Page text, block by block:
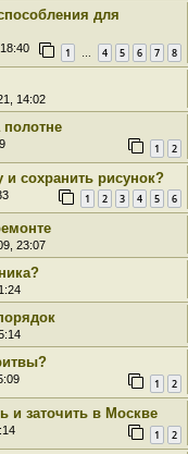
для
1 … 4 5 6 7 8
14:02
1 2
сохранить рисунок?
1 2 3 4 5 6
23:07
1 2
и заточить в Москве
1 2